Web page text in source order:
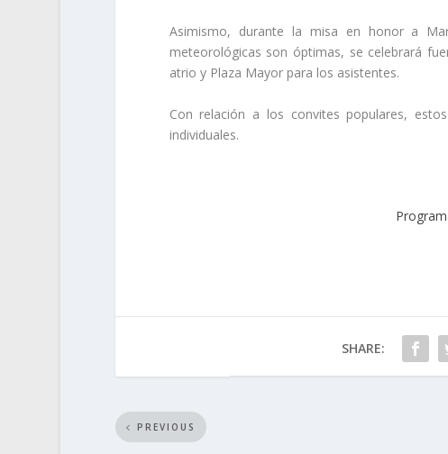
Asimismo, durante la misa en honor a
meteorológicas son óptimas, se celebrará
atrio y Plaza Mayor para los asistentes.
Con relación a los convites populares,
individuales.
SHARE:
PREVIOUS